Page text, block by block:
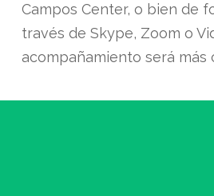
Campos Center, o bien de
través de Skype, Zoom o
acompañamiento será más